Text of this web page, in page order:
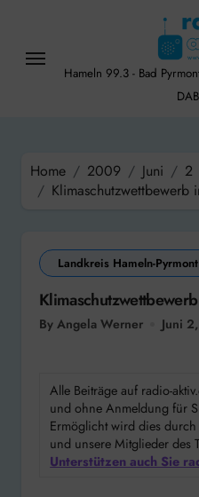
content
Hameln 99.3 - Bad
Home 2009 Juni
2
Klimaschutzwettbewerb
Landkreis Hameln-Pyrmont
By Angela Werner Juni
Alle Beiträge auf radio-
und ohne Anmeldung für
Ermöglicht wird dies
und unsere Mitglieder des
Unterstützen auch Sie